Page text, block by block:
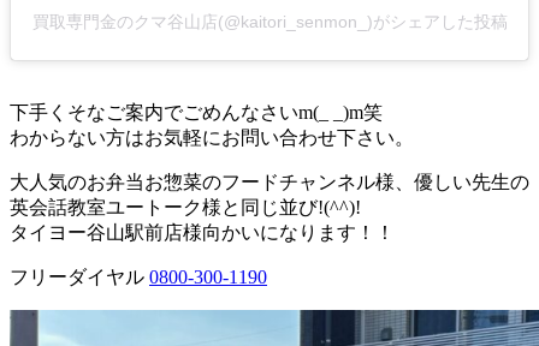
買取専門金のクマ谷山店(@kaitori_senmon_)がシェアした投稿
下手くそなご案内でごめんなさいm(_ _)m笑
わからない方はお気軽にお問い合わせ下さい。
大人気のお弁当お惣菜のフードチャンネル様、優しい先生の
英会話教室ユートーク様と同じ並び!(^^)!
タイヨー谷山駅前店様向かいになります！！
フリーダイヤル 0800-300-1190